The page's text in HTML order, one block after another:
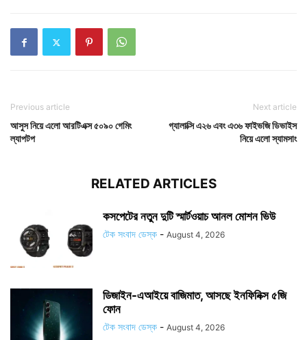
Previous article
আসুস নিয়ে এলো আরটিএক্স ৫০৯০ গেমিং
ল্যাপটপ
Next article
গ্যালাক্সি এ২৬ এবং এ৩৬ ফাইভজি ডিভাইস
নিয়ে এলো স্যামসাং
RELATED ARTICLES
কসপেটের নতুন দুটি স্মার্টওয়াচ আনল মোশন ভিউ
টেক সংবাদ ডেস্ক - August 4, 2026
ডিজাইন-এআইয়ে বাজিমাত, আসছে ইনফিনিক্স ৫জি
ফোন
টেক সংবাদ ডেস্ক - August 4, 2026